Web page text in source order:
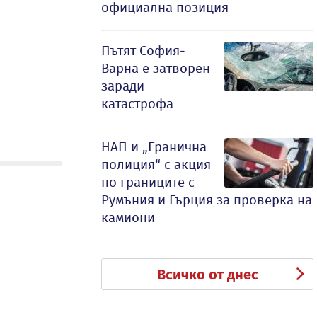
официална позиция
Пътят София-
Варна е затворен
заради
катастрофа
НАП и „Гранична
полиция“ с акция
по границите с
Румъния и Гърция за проверка на
камиони
Всичко от днес